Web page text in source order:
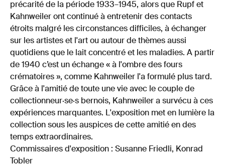
précarité de la période 1933–1945, alors que Rupf et
Kahnweiler ont continué à entretenir des contacts
étroits malgré les circonstances difficiles, à échanger
sur les artistes et l'art ou autour de thèmes aussi
quotidiens que le lait concentré et les maladies. A partir
de 1940 c’est un échange « à l'ombre des fours
crématoires », comme Kahnweiler l'a formulé plus tard.
Grâce à l'amitié de toute une vie avec le couple de
collectionneur·se·s bernois, Kahnweiler a survécu à ces
expériences marquantes. L'exposition met en lumière la
collection sous les auspices de cette amitié en des
temps extraordinaires.
Commissaires d'exposition : Susanne Friedli, Konrad
Tobler